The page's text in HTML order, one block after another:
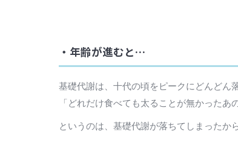
・年齢が進むと…
基礎代謝は、十代の頃をピークにどんどん
「どれだけ食べても太ることが無かった
というのは、基礎代謝が落ちてしまったか